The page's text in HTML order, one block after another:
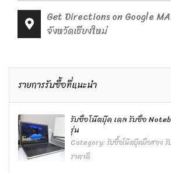
Get Directions on Google
จังหวัดเชียงใหม่
รายการรับซื้อที่แนะนำ
รับซื้อโน๊ตบุ๊ค เดล รับซื้อ
รุ่น
Category:รับซื้อโน๊ตบุ๊คมือสอง
ราคาดี